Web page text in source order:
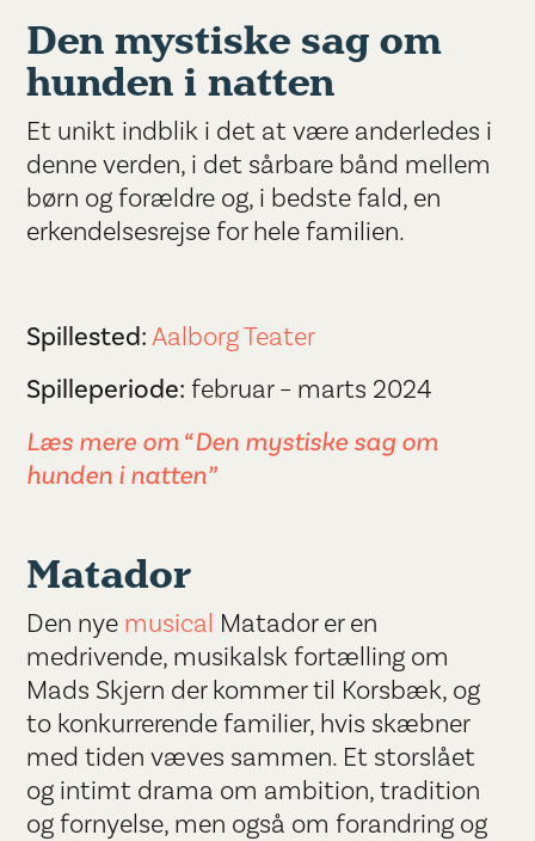
Den mystiske sag om
hunden i natten
Et unikt indblik i det at være anderledes i
denne verden, i det sårbare bånd mellem
børn og forældre og, i bedste fald, en
erkendelsesrejse for hele familien.
Spillested:Aalborg Teater
Spilleperiode: februar – marts 2024
Læs mere om “Den mystiske sag om
hunden i natten”
Matador
Den nye musical Matador er en
medrivende, musikalsk fortælling om
Mads Skjern der kommer til Korsbæk, og
to konkurrerende familier, hvis skæbner
med tiden væves sammen. Et storslået
og intimt drama om ambition, tradition
og fornyelse, men også om forandring og